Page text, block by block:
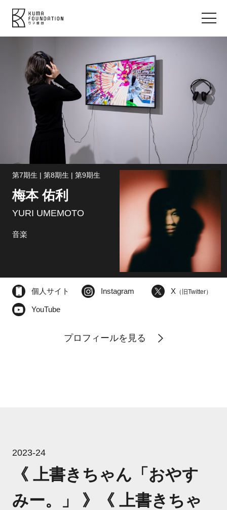
第7期生 | 第8期生 | 第9期生
梅本 佑利
YURI UMEMOTO
音楽
個人サイト Instagram X（旧Twitter）
YouTube
プロフィールを見る
2023-24
《 上書きちゃん「おやす
みー。」 》《 上書きちゃ